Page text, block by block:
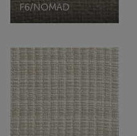
F6/NOMAD